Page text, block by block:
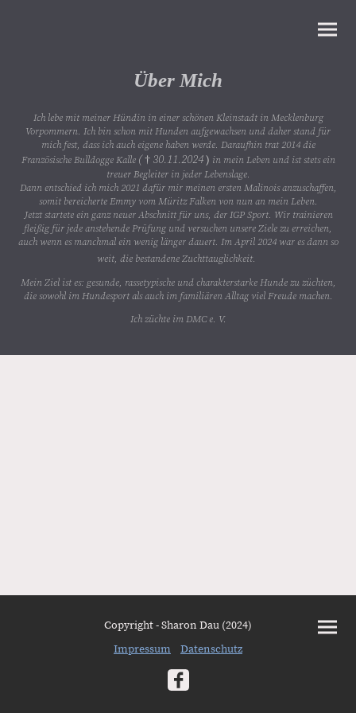
Über Mich
Ich lebe mit meiner Hündin in einer schönen Kleinstadt in Mecklenburg
Vorpommern. Ich bin schon mit Hunden aufgewachsen und daher stand für
mich fest, dass ich auch eigene haben werde. Daraufhin trat 2014 die
Französische Bulldogge Kalle († 30.11.2024) in mein Leben und ist stets ein
treuer Begleiter in jeder Lebenslage.
Dann entschied ich mich 2021 dafür mir meinen ersten Malinois anzuschaffen,
somit bereicherte Emmy vom Müritz Falken von nun an mein Leben.
Jetzt startete ein ganz neuer Abschnitt für uns, der IGP Sport. Wir trainieren
fleißig für jede anstehende Prüfung und versuchen unsere Ziele zu erreichen,
auch wenn es manchmal ein wenig länger dauert. Im April 2024 war es dann so
weit, die bestandene Zuchttauglichkeit.
Mein Ziel ist es: gesunde, rassetypische und charakterstarke Hunde zu züchten,
die sowohl im Hundesport als auch im familiären Alltag viel Freude machen.
Ich züchte im DMC e. V.
Copyright - Sharon Dau (2024)
Impressum
Datenschutz